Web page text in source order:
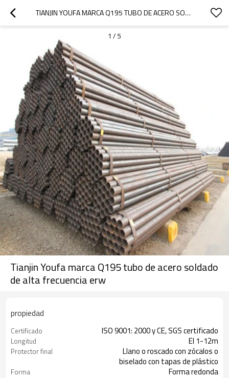
TIANJIN YOUFA MARCA Q195 TUBO DE ACERO SOLDADO DE ALTA FRECUENCIA ERW
1 / 5
Tianjin Youfa marca Q195 tubo de acero soldado
de alta frecuencia erw
propiedad
Certificado ISO 9001: 2000 y CE, SGS certificado
Longitud El 1-12m
Protector final
Llano o roscado con zócalos o
biselado con tapas de plástico
Forma Forma redonda